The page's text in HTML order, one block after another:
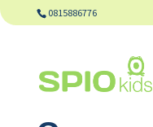
0815886776